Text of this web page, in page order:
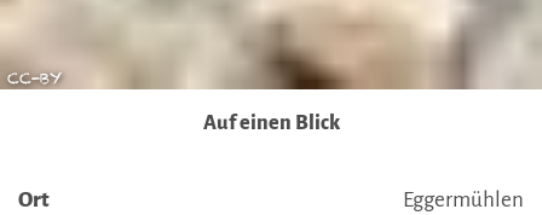
CC-BY
Auf einen Blick
Ort Eggermühlen